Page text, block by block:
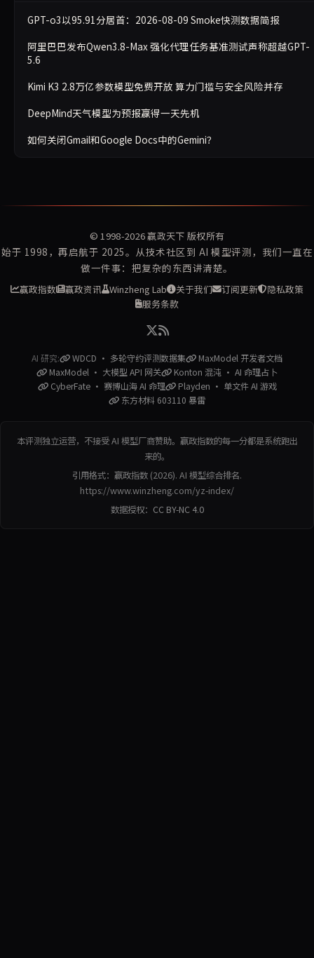
GPT-o3以95.91分居首：2026-08-09 Smoke快测数据简报
阿里巴巴发布Qwen3.8-Max 强化代理任务基准测试声称超越GPT-
5.6
Kimi K3 2.8万亿参数模型免费开放 算力门槛与安全风险并存
DeepMind天气模型为预报赢得一天先机
如何关闭Gmail和Google Docs中的Gemini？
© 1998-2026赢政天下 版权所有
始于 1998，再启航于 2025。从技术社区到 AI 模型评测，我们一直在
做一件事：把复杂的东西讲清楚。
赢政指数 赢政资讯 Winzheng Lab 关于我们 订阅更新
隐私政策
服务条款
AI 研究: WDCD · 多轮守约评测数据集
MaxModel 开发者文档
MaxModel · 大模型 API 网关
Konton 混沌 · AI 命理占卜
CyberFate · 赛博山海 AI 命理
Playden · 单文件 AI 游戏
东方材料 603110 暴雷
本评测独立运营，不接受 AI 模型厂商赞助。赢政指数的每一分都是系统跑出
来的。
引用格式：赢政指数 (2026). AI 模型综合排名.
https://www.winzheng.com/yz-index/
数据授权： CC BY-NC 4.0